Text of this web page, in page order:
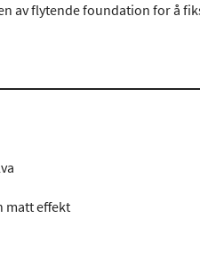
av flytende foundation for å
matt effekt